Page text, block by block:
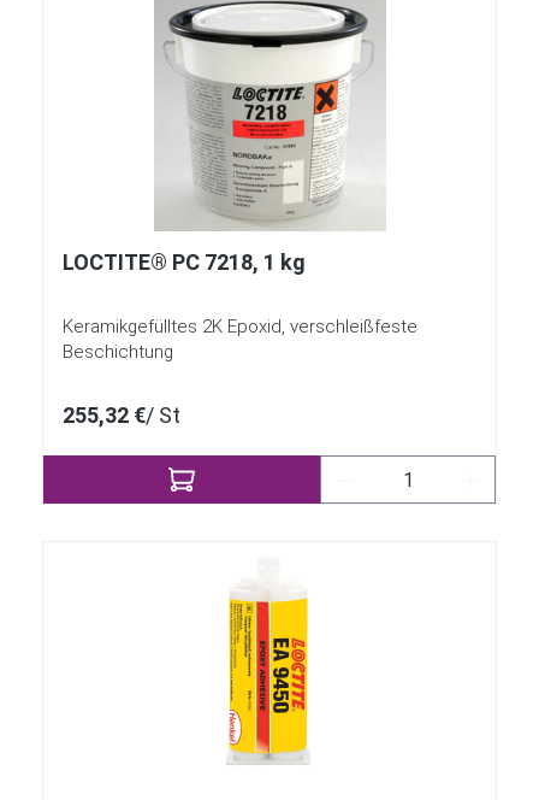
LOCTITE® PC 7218, 1 kg
Keramikgefülltes 2K Epoxid, verschleißfeste
Beschichtung
255,32 €/ St
Produkt Anzahl: